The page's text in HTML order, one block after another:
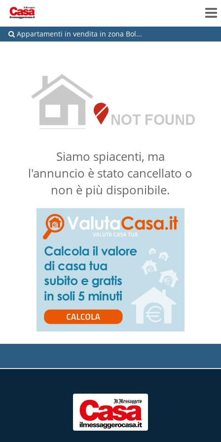
Appartamenti in vendita in zona Bol...
Siamo spiacenti, ma
l'annuncio è stato cancellato o
non è più disponibile.